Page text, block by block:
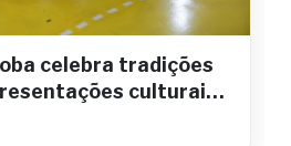
celebra tradições
culturais e